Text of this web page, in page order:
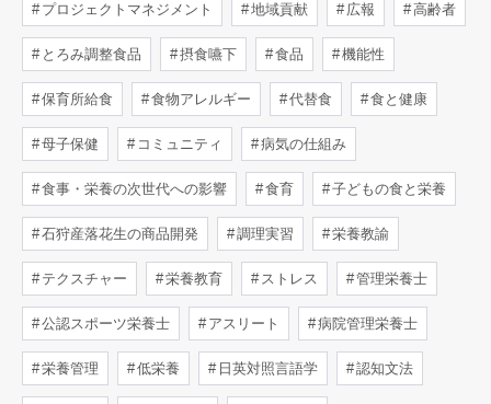
プロジェクトマネジメント 地域貢献 広報 高齢者
とろみ調整食品 摂食嚥下 食品 機能性
保育所給食 食物アレルギー 代替食 食と健康
母子保健 コミュニティ 病気の仕組み
食事・栄養の次世代への影響 食育 子どもの食と栄養
石狩産落花生の商品開発 調理実習 栄養教諭
テクスチャー 栄養教育 ストレス 管理栄養士
公認スポーツ栄養士 アスリート 病院管理栄養士
栄養管理 低栄養 日英対照言語学 認知文法